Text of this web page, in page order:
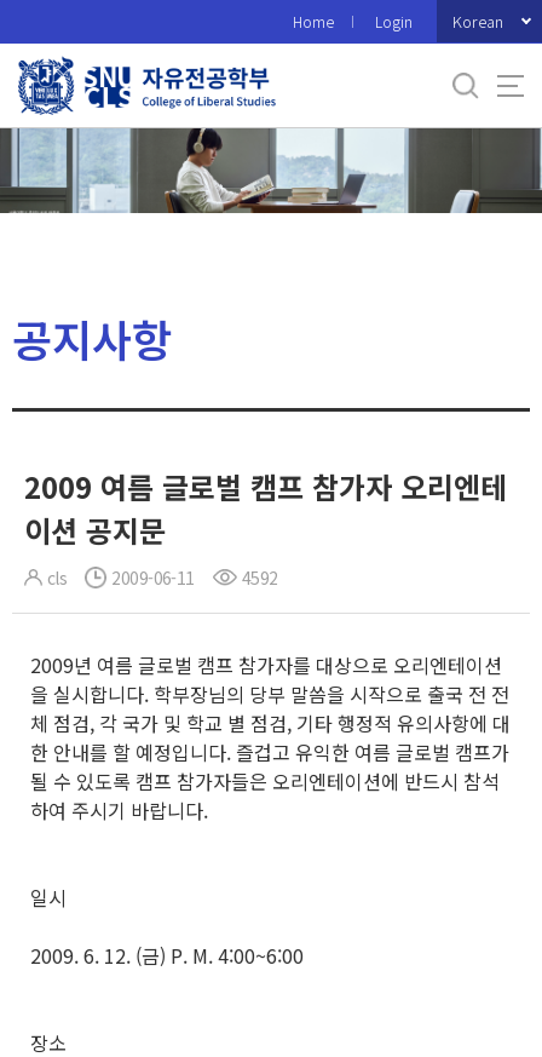
로
메
Home Login Korean
공지사항
2009 여름 글로벌 캠프 참가자 오리엔테
이션 공지문
cls 2009-06-11 4592
2009년 여름 글로벌 캠프 참가자를 대상으로 오리엔테이션
을 실시합니다. 학부장님의 당부 말씀을 시작으로 출국 전 전
체 점검, 각 국가 및 학교 별 점검, 기타 행정적 유의사항에 대
한 안내를 할 예정입니다. 즐겁고 유익한 여름 글로벌 캠프가
될 수 있도록 캠프 참가자들은 오리엔테이션에 반드시 참석
하여 주시기 바랍니다.
일시
2009. 6. 12. (금) P. M. 4:00~6:00
장소